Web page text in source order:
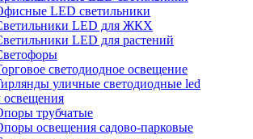
LED светильники
LED для ЖКХ
LED для растений
светодиодное освещение
уличные светодиодные led
трубчатые
освещения садово-парковые